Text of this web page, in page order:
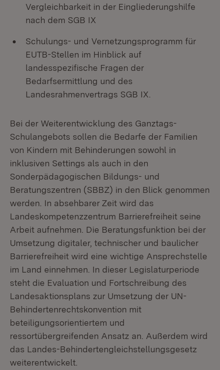
Vergleichbarkeit in der Eingliederungshilfe
nach dem SGB IX
Schulungs- und Vernetzungsprogramm für
EUTB-Stellen im Hinblick auf
landesspezifische Fragen der
Bedarfsermittlung und des
Landesrahmenvertrags SGB IX.
Bei der Weiterentwicklung des Ganztags-
Schulangebots sollen die Bedarfe der Familien
von Kindern mit Behinderungen sowohl in
inklusiven Settings als auch in den
Sonderpädagogischen Bildungs- und
Beratungszentren (SBBZ) in den Blick genommen
werden. In absehbarer Zeit wird das
Landeskompetenzzentrum Barrierefreiheit seine
Arbeit aufnehmen. Die Beratungsfunktion bei der
Umsetzung digitaler, technischer und baulicher
Barrierefreiheit wird eine wichtige Ansprechstelle
im Land einnehmen. In dieser Legislaturperiode
steht die Evaluation und Fortschreibung des
Landesaktionsplans zur Umsetzung der UN-
Behindertenrechtskonvention mit
beteiligungsorientiertem und
ressortübergreifenden Ansatz an. Außerdem wird
das Landes-Behindertengleichstellungsgesetz
weiterentwickelt.